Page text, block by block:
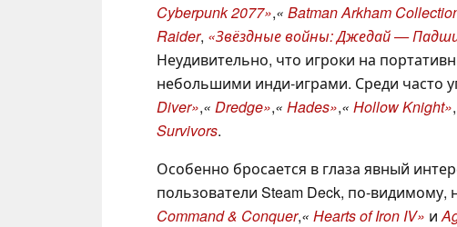
Cyberpunk 2077»,« Batman Arkham
Raider, «Звёздные войны: Джедай —
Неудивительно, что игроки на
небольшими инди-играми. Среди
Diver»,« Dredge»,« Hades»,« Hollow Knight»,
Survivors.
Особенно бросается в глаза явный
пользователи Steam Deck, по-видимому,
Command & Conquer,« Hearts of Iron IV» и